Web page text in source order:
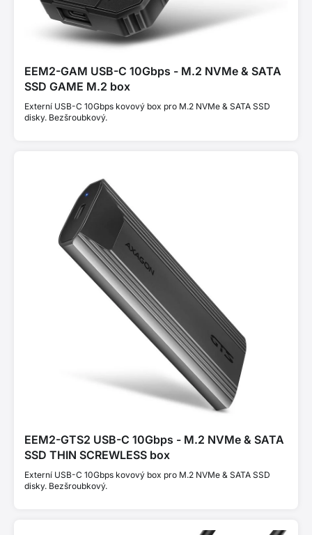
EEM2-GAM USB-C 10Gbps - M.2 NVMe & SATA
SSD GAME M.2 box
Externí USB-C 10Gbps kovový box pro M.2 NVMe & SATA SSD
disky. Bezšroubkový.
EEM2-GTS2 USB-C 10Gbps - M.2 NVMe & SATA
SSD THIN SCREWLESS box
Externí USB-C 10Gbps kovový box pro M.2 NVMe & SATA SSD
disky. Bezšroubkový.